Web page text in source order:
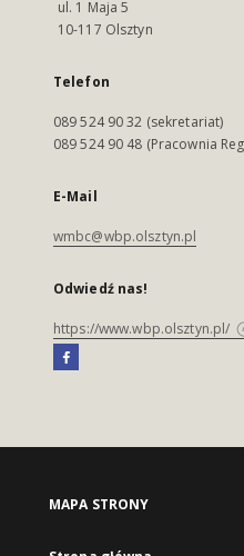
ul. 1 Maja 5
10-117 Olsztyn
Telefon
089 524 90 32 (sekretariat)
089 524 90 48 (Pracownia
E-Mail
wmbc@wbp.olsztyn.pl
Odwiedź nas!
https://www.wbp.olsztyn.pl/
MAPA STRONY